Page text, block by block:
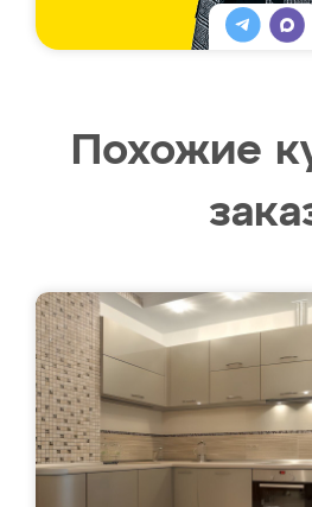
Похожие